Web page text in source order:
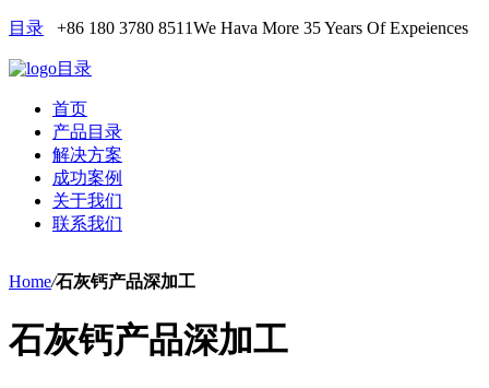
目录 +86 180 3780 8511We Hava More 35 Years Of Expeiences
目录
首页
产品目录
解决方案
成功案例
关于我们
联系我们
Home/石灰钙产品深加工
石灰钙产品深加工